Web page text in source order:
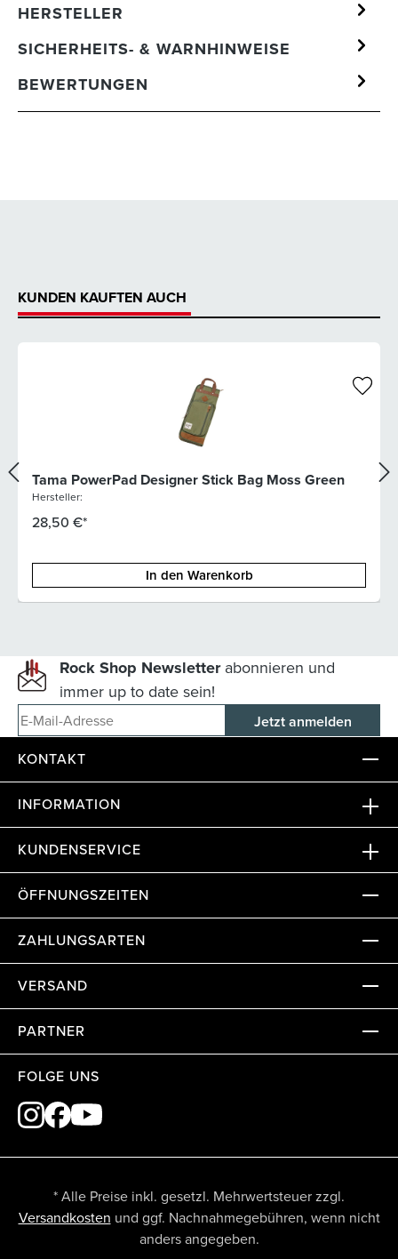
HERSTELLER
SICHERHEITS- & WARNHINWEISE
BEWERTUNGEN
KUNDEN KAUFTEN AUCH
Tama PowerPad Designer Stick Bag Moss Green
Hersteller:
28,50 €*
In den Warenkorb
Rock Shop Newsletterabonnieren und
immer up to date sein!
E-Mail-Adresse
KONTAKT
INFORMATION
KUNDENSERVICE
ÖFFNUNGSZEITEN
ZAHLUNGSARTEN
VERSAND
PARTNER
FOLGE UNS
* Alle Preise inkl. gesetzl. Mehrwertsteuer zzgl.
Versandkosten und ggf. Nachnahmegebühren, wenn nicht
anders angegeben.